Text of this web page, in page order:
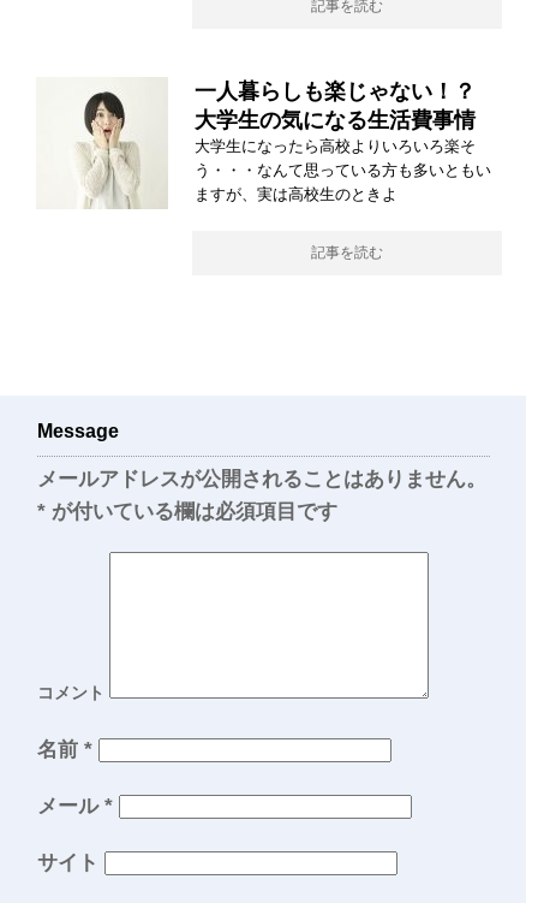
記事を読む
一人暮らしも楽じゃない！？
大学生の気になる生活費事情
大学生になったら高校よりいろいろ楽そ
う・・・なんて思っている方も多いともい
ますが、実は高校生のときよ
記事を読む
Message
メールアドレスが公開されることはありません。
* が付いている欄は必須項目です
コメント
名前 *
メール *
サイト